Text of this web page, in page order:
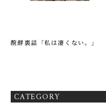
醗酵裏話「私は凄くない。」
CATEGORY